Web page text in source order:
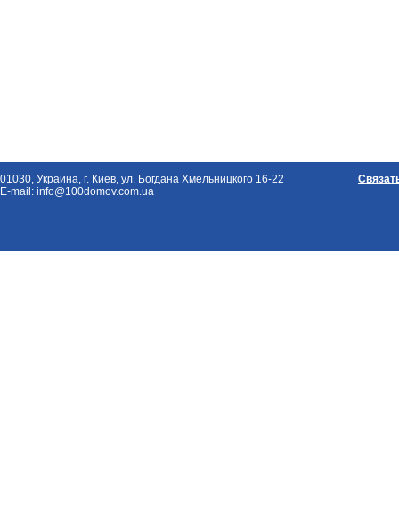
01030, Украина, г. Киев, ул. Богдана Хмельницкого 16-22
E-mail: info@100domov.com.ua